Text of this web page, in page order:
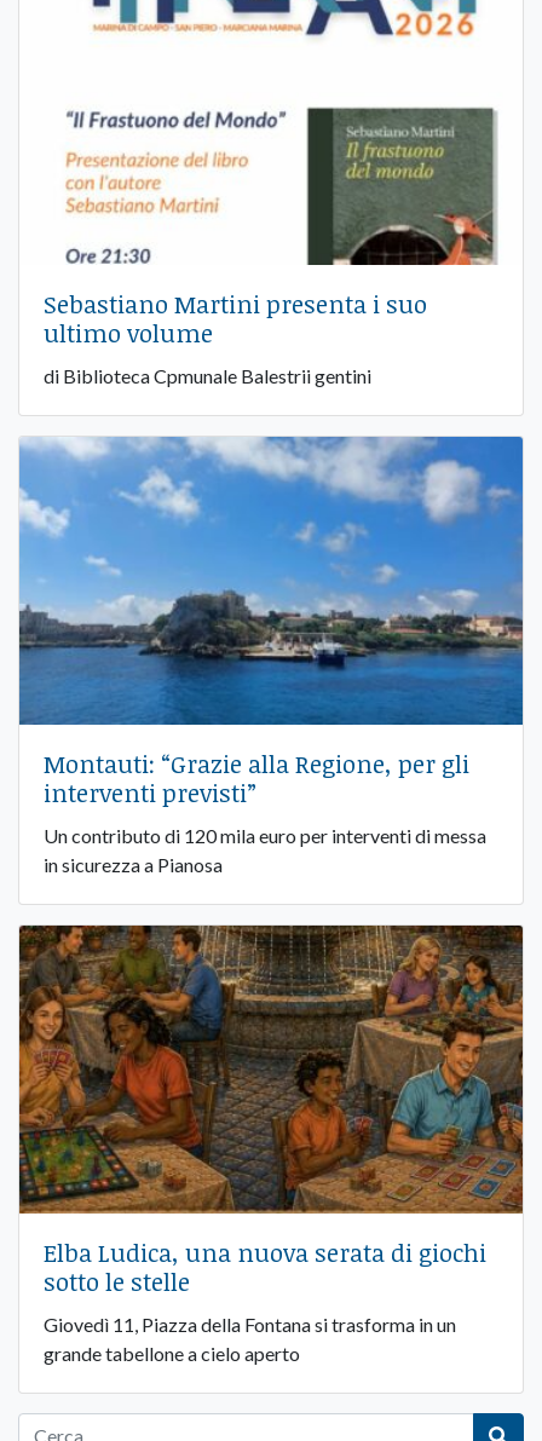
Sebastiano Martini presenta i suo
ultimo volume
di Biblioteca Cpmunale Balestrii gentini
Montauti: “Grazie alla Regione, per gli
interventi previsti”
Un contributo di 120 mila euro per interventi di messa
in sicurezza a Pianosa
Elba Ludica, una nuova serata di giochi
sotto le stelle
Giovedì 11, Piazza della Fontana si trasforma in un
grande tabellone a cielo aperto